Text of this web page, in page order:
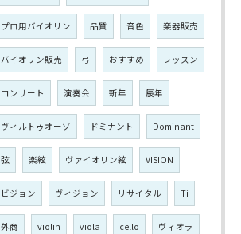
プロ用バイオリン 品質 音色 楽器販売
バイオリン販売 弓 おすすめ レッスン
コンサート 演奏会 新年 辰年
ヴィルトゥオーゾ ドミナント Dominant
弦 楽絃 ヴァイオリン絃 VISION
ビジョン ヴィジョン リサイタル Ti
外商 violin viola cello ヴィオラ